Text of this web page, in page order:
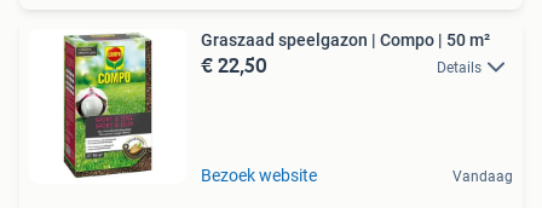
Graszaad speelgazon | Compo | 50 m²
€ 22,50 Details
Bezoek website Vandaag